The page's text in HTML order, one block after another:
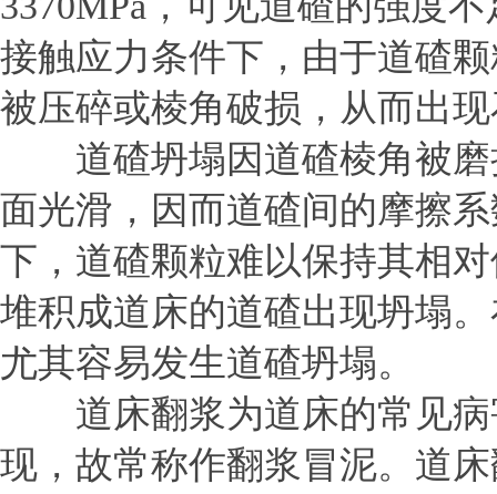
接触应力条件下，由于道碴
被压碎或棱角破损，从而出
道碴坍塌因道碴棱角被磨
面光滑，因而道碴间的摩擦
下，道碴颗粒难以保持其相
堆积成道床的道碴出现坍塌
尤其容易发生道碴坍塌。
道床翻浆为道床的常见病
现，故常称作翻浆冒泥。道